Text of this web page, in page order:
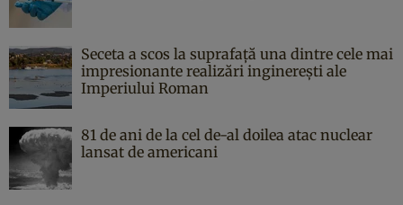
Seceta a scos la suprafață una dintre cele mai
impresionante realizări inginerești ale
Imperiului Roman
81 de ani de la cel de-al doilea atac nuclear
lansat de americani